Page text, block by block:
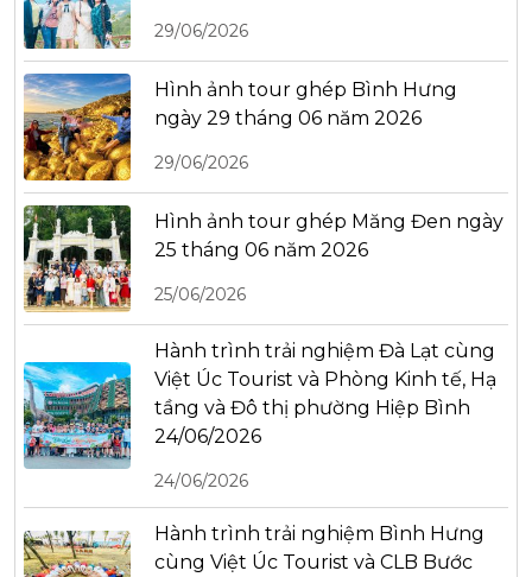
29/06/2026
Hình ảnh tour ghép Bình Hưng
ngày 29 tháng 06 năm 2026
29/06/2026
Hình ảnh tour ghép Măng Đen ngày
25 tháng 06 năm 2026
25/06/2026
Hành trình trải nghiệm Đà Lạt cùng
Việt Úc Tourist và Phòng Kinh tế, Hạ
tầng và Đô thị phường Hiệp Bình
24/06/2026
24/06/2026
Hành trình trải nghiệm Bình Hưng
cùng Việt Úc Tourist và CLB Bước